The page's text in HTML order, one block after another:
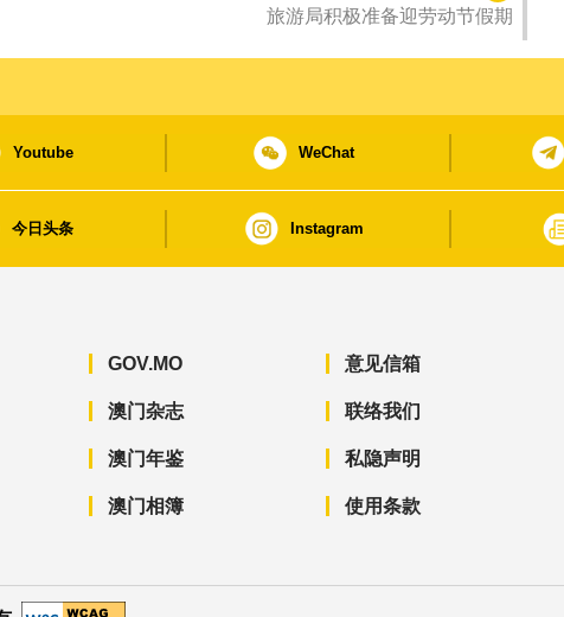
旅游局积极准备迎劳动节假期
Youtube WeChat
今日头条 Instagram
GOV.MO
澳门杂志
澳门年鉴
澳门相簿
意见信箱
联络我们
私隐声明
使用条款